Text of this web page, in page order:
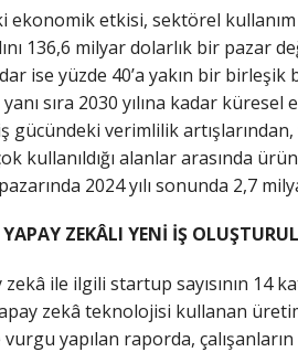
ekonomik etkisi, sektörel
136,6 milyar dolarlık bir pazar
ise yüzde 40’a yakın bir
sıra 2030 yılına kadar
gücündeki verimlilik
kullanıldığı alanlar arasında
2024 yılı sonunda 2,7
ZEKÂLI YENİ İŞ
zekâ ile ilgili startup sayısının
zekâ teknolojisi kullanan
yapılan raporda, çalışanların